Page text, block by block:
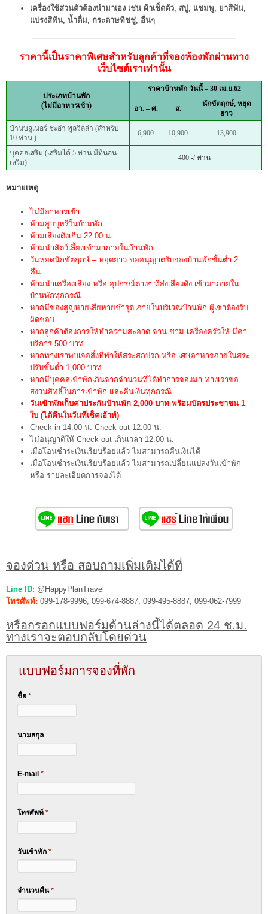
เครื่องใช้ส่วนตัวต้องนำมาเอง เช่น ผ้าเช็ดตัว, สบู่, แชมพู, ยาสีฟัน,
แปรงสีฟัน, น้ำดื่ม, กระดาษทิชชู่, อื่นๆ
ราคานี้เป็นราคาพิเศษสำหรับลูกค้าที่จองห้องพักผ่านทาง
เว็บไซต์เราเท่านั้น
ประเภทบ้านพัก
(ไม่มีอาหารเช้า)
ราคาบ้านพัก วันนี้ – 30 เม.ย.62
อา. – ศ. ส.
นักขัตฤกษ์, หยุด
ยาว
บ้านบลูเนอร์ ชะอำ พูลวิลล่า (สำหรับ
10 ท่าน )
6,900 10,900 13,900
บุคคลเสริม (เสริมได้ 5 ท่าน มีที่นอน
เสริม)
400.-/ ท่าน
หมายเหตุ
ไม่มีอาหารเช้า
ห้ามสูบบุหรี่ในบ้านพัก
ห้ามเสียงดังเกิน 22.00 น.
ห้ามนำสัตว์เลี้ยงเข้ามาภายในบ้านพัก
วันหยดนักขัตฤกษ์ – หยุดยาว ขออนุญาตรับจองบ้านพักขั้นต่ำ 2
คืน
ห้ามนำเครื่องเสียง หรือ อุปกรณ์ต่างๆ ที่ส่งเสียงดัง เข้ามาภายใน
บ้านพักทุกกรณี
หากมีของสูญหายเสียหายชำรุด ภายในบริเวณบ้านพัก ผู้เช่าต้องรับ
ผิดชอบ
หากลูกค้าต้องการให้ทำความสะอาด จาน ชาม เครื่องครัวให้ มีค่า
บริการ 500 บาท
หากทางเราพบเจอสิ่งที่ทำให้สระสกปรก หรือ เศษอาหารภายในสระ
ปรับขั้นต่ำ 1,000 บาท
หากมีบุคคลเข้าพักเกินจากจำนวนที่ได้ทำการจองมา ทางเราขอ
สงวนสิทธิ์ในการเข้าพัก และคืนเงินทุกกรณี
วันเข้าพักเก็บค่าประกันบ้านพัก 2,000 บาท พร้อมบัตรประชาชน 1
ใบ (ได้คืนในวันที่เช็คเอ้าท์)
Check in 14.00 น. Check out 12.00 น.
ไม่อนุญาติให้ Check out เกินเวลา 12.00 น.
เมื่อโอนชำระเงินเรียบร้อยแล้ว ไม่สามารถคืนเงินได้
เมื่อโอนชำระเงินเรียบร้อยแล้ว ไม่สามารถเปลี่ยนแปลงวันเข้าพัก
หรือ รายละเอียดการจองได้
จองด่วน หรือ สอบถามเพิ่มเติมได้ที่
Line ID: @HappyPlanTravel
โทรศัพท์: 099-178-9996, 099-674-8887, 099-495-8887, 099-062-7999
หรือกรอกแบบฟอร์มด้านล่างนี้ได้ตลอด 24 ช.ม.
ทางเราจะตอบกลับโดยด่วน
แบบฟอร์มการจองที่พัก
ชื่อ *
นามสกุล
E-mail *
โทรศัพท์ *
วันเข้าพัก *
จำนวนคืน*